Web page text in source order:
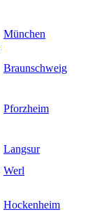
München
Braunschweig
Pforzheim
Langsur
Werl
Hockenheim